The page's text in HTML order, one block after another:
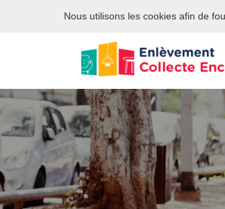
Site internet privé et indépendant
Nous utilisons les cookies afin de